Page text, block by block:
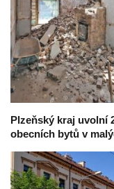
Plzeňský kraj uvolní
obecních bytů v